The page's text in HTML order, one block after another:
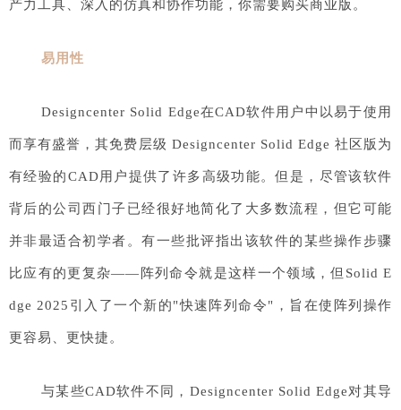
产力工具、深入的仿真和协作功能，你需要购买商业版。
易用性
Designcenter Solid Edge在CAD软件用户中以易于使用
而享有盛誉，其免费层级 Designcenter Solid Edge 社区版为
有经验的CAD用户提供了许多高级功能。但是，尽管该软件
背后的公司西门子已经很好地简化了大多数流程，但它可能
并非最适合初学者。有一些批评指出该软件的某些操作步骤
比应有的更复杂——阵列命令就是这样一个领域，但Solid E
dge 2025引入了一个新的"快速阵列命令"，旨在使阵列操作
更容易、更快捷。
与某些CAD软件不同，Designcenter Solid Edge对其导